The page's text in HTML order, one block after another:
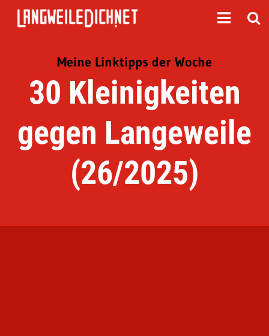
Meine Linktipps der Woche
30 Kleinigkeiten
gegen Langeweile
(26/2025)